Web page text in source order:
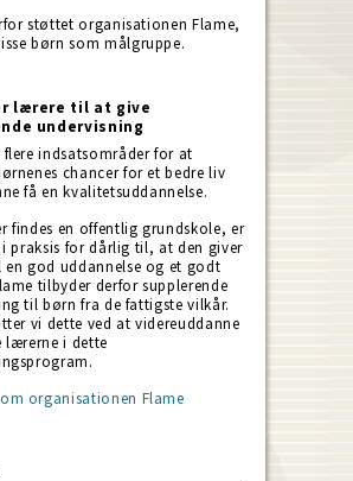
støttet organisationen Flame,
børn som målgruppe.
lærere til at give
undervisning
flere indsatsområder for at
chancer for et bedre liv
få en kvalitetsuddannelse.
findes en offentlig grundskole, er
praksis for dårlig til, at den giver
en god uddannelse og et godt
tilbyder derfor supplerende
til børn fra de fattigste vilkår.
vi dette ved at videreuddanne
lærerne i dette
organisationen Flame